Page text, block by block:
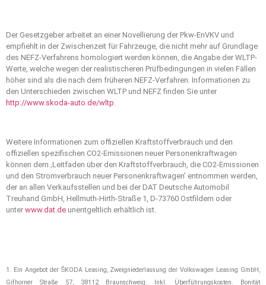
Der Gesetzgeber arbeitet an einer Novellierung der Pkw-EnVKV und
empfiehlt in der Zwischenzeit für Fahrzeuge, die nicht mehr auf Grundlage
des NEFZ-Verfahrens homologiert werden können, die Angabe der WLTP-
Werte, welche wegen der realistischeren Prüfbedingungen in vielen Fällen
höher sind als die nach dem früheren NEFZ-Verfahren. Informationen zu
den Unterschieden zwischen WLTP und NEFZ finden Sie unter
http://www.skoda-auto.de/wltp
Weitere Informationen zum offiziellen Kraftstoffverbrauch und den
offiziellen spezifischen CO2-Emissionen neuer Personenkraftwagen
können dem ‚Leitfaden über den Kraftstoffverbrauch, die CO2-Emissionen
und den Stromverbrauch neuer Personenkraftwagen’ entnommen werden,
der an allen Verkaufsstellen und bei der DAT Deutsche Automobil
Treuhand GmbH, Hellmuth-Hirth-Straße 1, D-73760 Ostfildern oder
unter www.dat.de unentgeltlich erhältlich ist.
1. Ein Angebot der ŠKODA Leasing, Zweigniederlassung der Volkswagen Leasing GmbH,
Gifhorner Straße 57, 38112 Braunschweig. Inkl. Überführungskosten. Bonität